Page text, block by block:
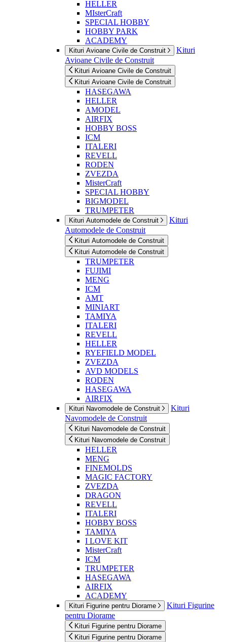
HELLER
MIsterCraft
SPECIAL HOBBY
HOBBY PARK
ACADEMY
Kituri Avioane Civile de Construit
Kituri
Avioane Civile de Construit
Kituri Avioane Civile de Construit
Kituri Avioane Civile de Construit
HASEGAWA
HELLER
AMODEL
AIRFIX
HOBBY BOSS
ICM
ITALERI
REVELL
RODEN
ZVEZDA
MisterCraft
SPECIAL HOBBY
BIGMODEL
TRUMPETER
Kituri Automodele de Construit
Kituri
Automodele de Construit
Kituri Automodele de Construit
Kituri Automodele de Construit
TRUMPETER
FUJIMI
MENG
ICM
AMT
MINIART
TAMIYA
ITALERI
REVELL
HELLER
RYEFIELD MODEL
ZVEZDA
AVD MODELS
RODEN
HASEGAWA
AIRFIX
Kituri Navomodele de Construit
Kituri
Navomodele de Construit
Kituri Navomodele de Construit
Kituri Navomodele de Construit
HELLER
MENG
FINEMOLDS
MAGIC FACTORY
ZVEZDA
DRAGON
REVELL
ITALERI
HOBBY BOSS
TAMIYA
I LOVE KIT
MisterCraft
ICM
TRUMPETER
HASEGAWA
AIRFIX
ACADEMY
Kituri Figurine pentru Diorame
Kituri Figurine
pentru Diorame
Kituri Figurine pentru Diorame
Kituri Figurine pentru Diorame